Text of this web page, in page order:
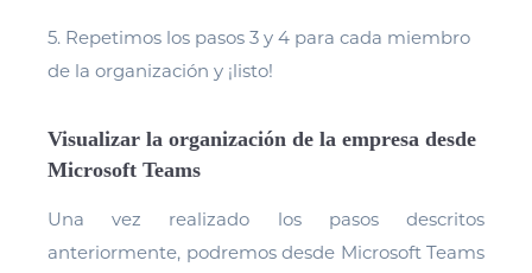
5. Repetimos los pasos 3 y 4 para cada miembro
de la organización y ¡listo!
Visualizar la organización de la empresa desde
Microsoft Teams
Una vez realizado los pasos descritos
anteriormente, podremos desde Microsoft Teams